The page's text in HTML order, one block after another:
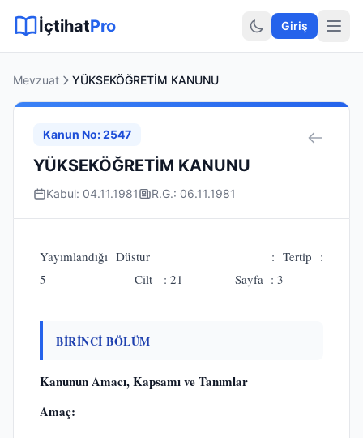
Hukuki Araçlar
İçtihatPro Giriş
Mevzuat YÜKSEKÖĞRETİM KANUNU
Kanun No: 2547
YÜKSEKÖĞRETİM KANUNU
Kabul: 04.11.1981 R.G.: 06.11.1981
Yayımlandığı Düstur : Tertip :
5 Cilt : 21 Sayfa : 3
BİRİNCİ BÖLÜM
Kanunun Amacı, Kapsamı ve Tanımlar
Amaç: